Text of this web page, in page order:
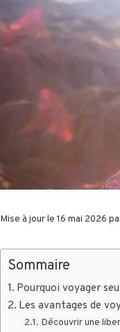
Mise à jour le 16 mai 2026
Sommaire
Pourquoi voyager
Les avantages de
Découvrir une